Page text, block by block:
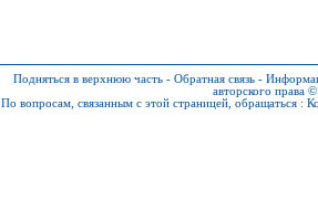
Подняться в верхнюю часть - Обратная связь -
авторского права
По вопросам, связанным с этой страницей, обращаться :